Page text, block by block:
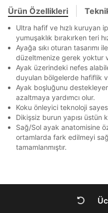
Ziraat Bankası
QNB QNB
AnadoluBank
Ürün Özellikleri
Ultra hafif ve hızlı kuruyan
yumuşaklık bırakırken teri
Ayağa sıkı oturan tasarımı
düzeltmenize gerek yoktur
Ayak üzerindeki nefes
duyulan bölgelerde hafiflik
Ayak boşluğunu
azaltmaya yardımcı olur.
Koku önleyici teknoloji
Dikişsiz burun yapısı üstün
Sağ/Sol ayak anatomisine
ortamlarda fark edilmeyi
tamamlanmıştır.
Beden Seçin
Ürün stoklara
bildirim
Sipariş Numaranız *
En az 1 özel karakter
Aşağıdakileri okudum ve
Kişisel verileriniz
uyarınca işlenecektir.
Perakende Satış Giyim ve
tarafından ticari elektronik
işlenmesini kabul
Sms
E-mail
Çağrı Merkezi / Arama
Kişisel verilerimin
Kimlik, iletişim ve
ile gelen kodu girerek
ile gelen kodu girerek